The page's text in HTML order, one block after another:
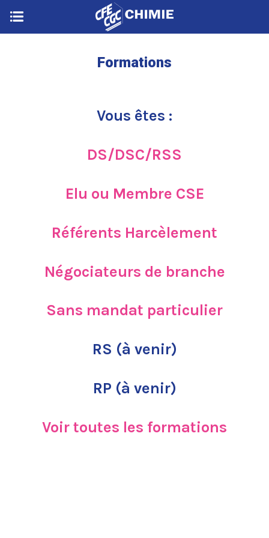
Formations
Vous êtes :
DS/DSC/RSS
Elu ou Membre CSE
Référents Harcèlement
Négociateurs de branche
Sans mandat particulier
RS (à venir)
RP (à venir)
Voir toutes les formations